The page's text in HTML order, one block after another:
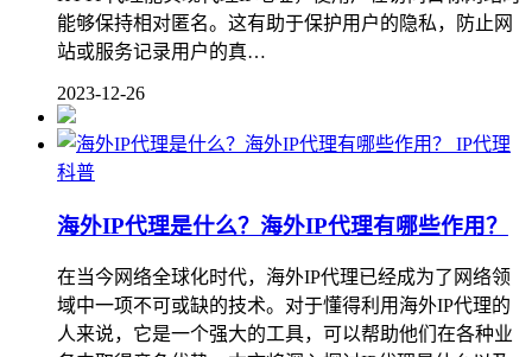
能够保持相对匿名。这有助于保护用户的隐私，防止网
站或服务记录用户的真…
2023-12-26
IP代理
科普
海外IP代理是什么？海外IP代理有哪些作用？
在当今网络全球化时代，海外IP代理已经成为了网络领
域中一项不可或缺的技术。对于懂得利用海外IP代理的
人来说，它是一个强大的工具，可以帮助他们在各种业